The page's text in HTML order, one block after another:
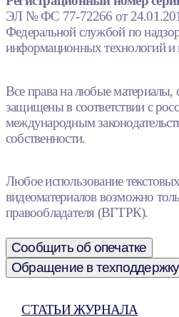
ЭЛ № ФС 77-72266 от
Федеральной службой по
информационных технологий
Все права на любые материалы,
защищены в соответствии с
международным
собственности.
Любое использование
видеоматериалов возможно
правообладателя (ВГТРК).
Сообщить об опечатке
Обращение в техподдержку
СТАТЬИ ЖУРНАЛА